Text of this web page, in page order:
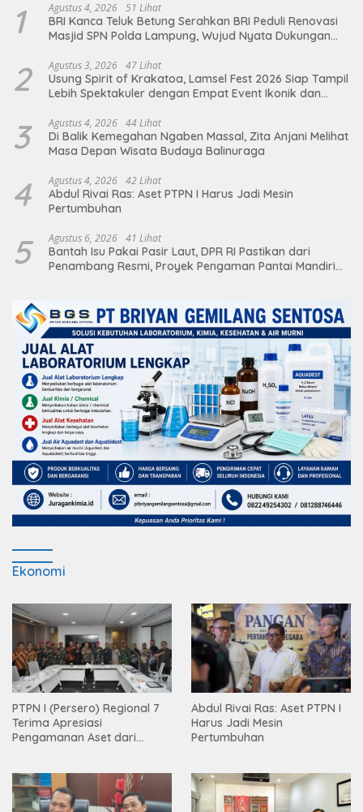
1 Agustus 4, 2026 51 Lihat
BRI Kanca Teluk Betung Serahkan BRI Peduli Renovasi
Masjid SPN Polda Lampung, Wujud Nyata Dukungan
2 Agustus 3, 2026 47 Lihat
Usung Spirit of Krakatoa, Lamsel Fest 2026 Siap Tampil
Lebih Spektakuler dengan Empat Event Ikonik dan
3 Agustus 4, 2026 44 Lihat
Di Balik Kemegahan Ngaben Massal, Zita Anjani Melihat
Masa Depan Wisata Budaya Balinuraga
4 Agustus 4, 2026 42 Lihat
Abdul Rivai Ras: Aset PTPN I Harus Jadi Mesin
Pertumbuhan
5 Agustus 6, 2026 41 Lihat
Bantah Isu Pakai Pasir Laut, DPR RI Pastikan dari
Penambang Resmi, Proyek Pengaman Pantai Mandiri
Ekonomi
PTPN I (Persero) Regional 7
Terima Apresiasi
Pengamanan Aset dari
Abdul Rivai Ras: Aset PTPN I
Harus Jadi Mesin
Pertumbuhan